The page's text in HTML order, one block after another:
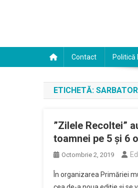
Contact Politică
ETICHETĂ:
”Zilele Recoltei”
toamnei pe 5 şi 6
Octombrie 2, 2019
În organizarea Primăriei